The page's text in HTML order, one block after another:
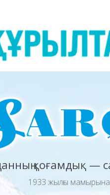
қоғамдық —
1933 жылғы